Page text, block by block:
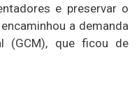
e preservar o
a demanda
(GCM), que ficou de